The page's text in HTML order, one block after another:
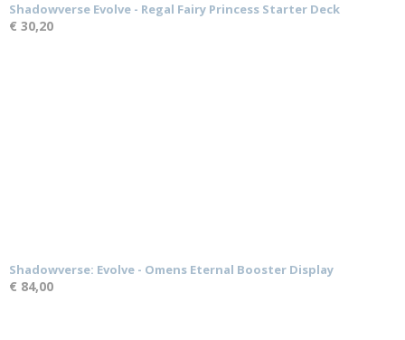
Shadowverse Evolve - Regal Fairy Princess Starter Deck
€ 30,20
Shadowverse: Evolve - Omens Eternal Booster Display
€ 84,00